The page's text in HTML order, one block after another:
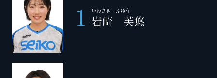
1 いわさき ふゆう
岩崎 芙悠